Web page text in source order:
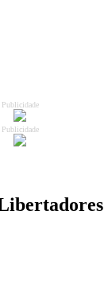
Publicidade
Publicidade